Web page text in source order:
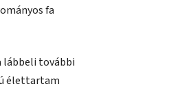
fa
lábbeli további
élettartam